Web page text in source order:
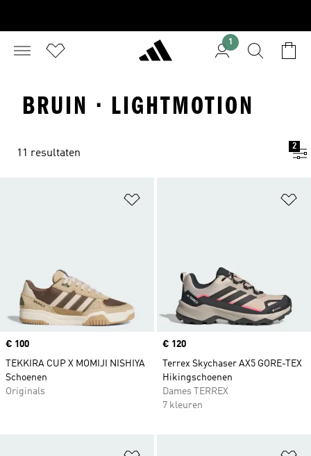
1
BRUIN · LIGHTMOTION
11 resultaten
2
Price
€ 100
TEKKIRA CUP X MOMIJI NISHIYA
Schoenen
Originals
Price
€ 120
Terrex Skychaser AX5 GORE-TEX
Hikingschoenen
Dames TERREX
7 kleuren